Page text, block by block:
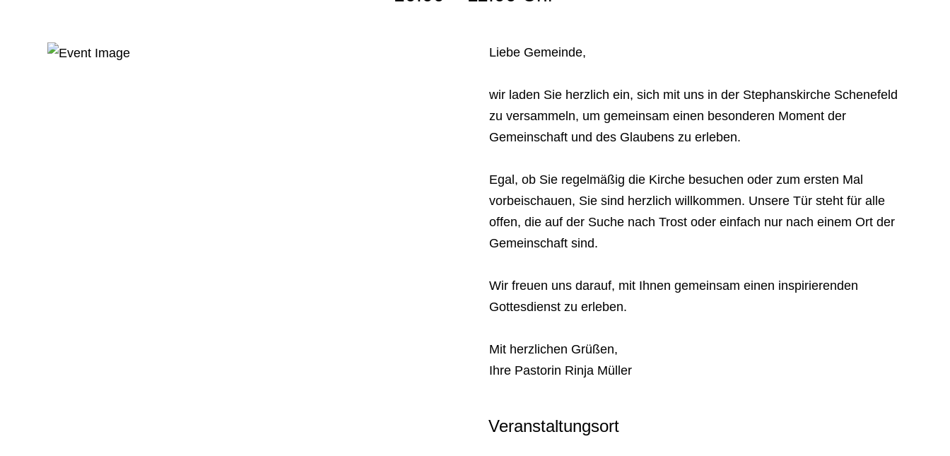
Liebe Gemeinde,
wir laden Sie herzlich ein, sich mit uns in der Stephanskirche Schenefeld
zu versammeln, um gemeinsam einen besonderen Moment der
Gemeinschaft und des Glaubens zu erleben.
Egal, ob Sie regelmäßig die Kirche besuchen oder zum ersten Mal
vorbeischauen, Sie sind herzlich willkommen. Unsere Tür steht für alle
offen, die auf der Suche nach Trost oder einfach nur nach einem Ort der
Gemeinschaft sind.
Wir freuen uns darauf, mit Ihnen gemeinsam einen inspirierenden
Gottesdienst zu erleben.
Mit herzlichen Grüßen,
Ihre Pastorin Rinja Müller
Veranstaltungsort